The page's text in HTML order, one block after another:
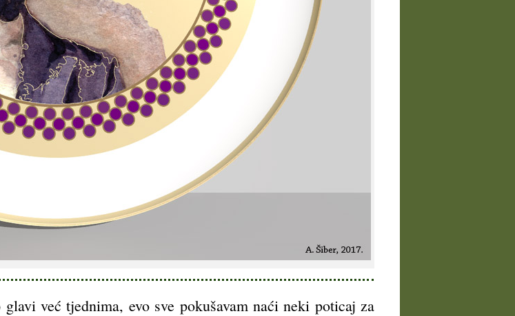
već tjednima, evo sve pokušavam naći neki poticaj za